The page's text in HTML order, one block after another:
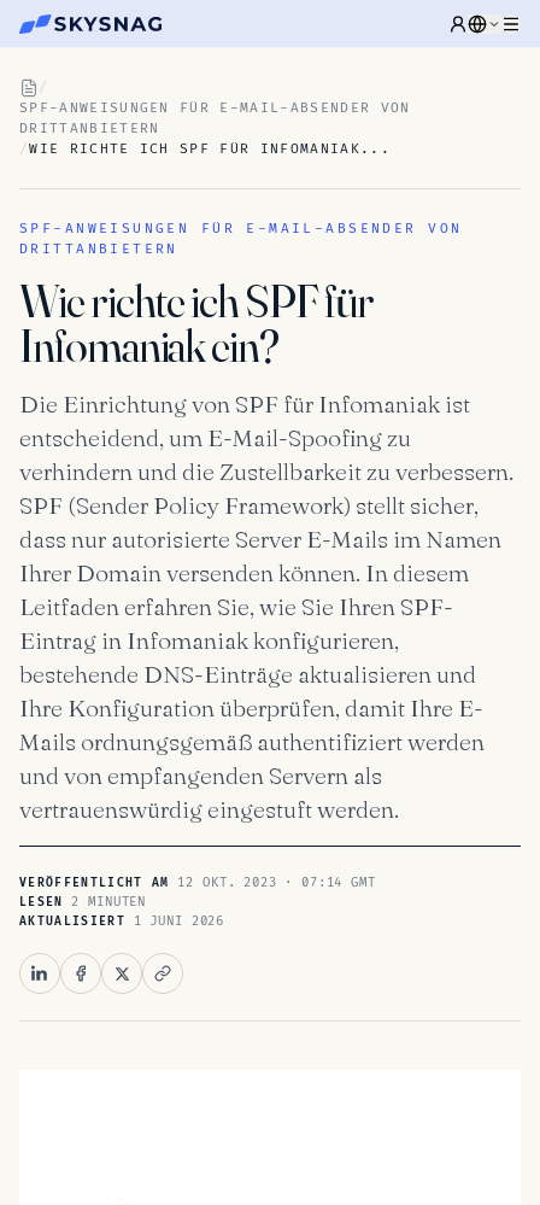
/
SPF-ANWEISUNGEN FÜR E-MAIL-ABSENDER VON
DRITTANBIETERN
/WIE RICHTE ICH SPF FÜR INFOMANIAK...
SPF-ANWEISUNGEN FÜR E-MAIL-ABSENDER VON
DRITTANBIETERN
Wie richte ich SPF für
Infomaniak ein?
Die Einrichtung von SPF für Infomaniak ist
entscheidend, um E-Mail-Spoofing zu
verhindern und die Zustellbarkeit zu verbessern.
SPF (Sender Policy Framework) stellt sicher,
dass nur autorisierte Server E-Mails im Namen
Ihrer Domain versenden können. In diesem
Leitfaden erfahren Sie, wie Sie Ihren SPF-
Eintrag in Infomaniak konfigurieren,
bestehende DNS-Einträge aktualisieren und
Ihre Konfiguration überprüfen, damit Ihre E-
Mails ordnungsgemäß authentifiziert werden
und von empfangenden Servern als
vertrauenswürdig eingestuft werden.
VERÖFFENTLICHT AM 12 OKT. 2023 · 07:14 GMT
LESEN 2 MINUTEN
AKTUALISIERT 1 JUNI 2026